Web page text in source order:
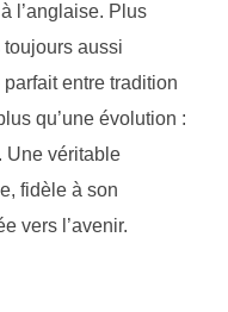
l’anglaise. Plus
aussi
entre tradition
qu’une évolution :
Une véritable
fidèle à son
vers l’avenir.